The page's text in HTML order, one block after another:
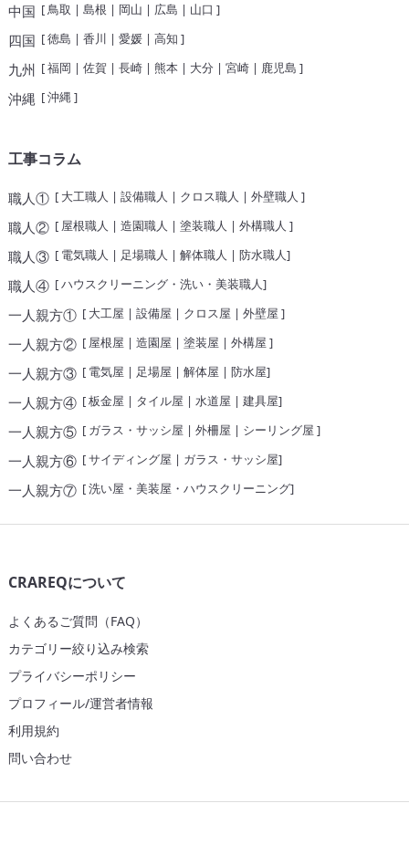
中国 [鳥取 | 島根 | 岡山 | 広島 | 山口 ]
四国 [徳島 | 香川 | 愛媛| 高知 ]
九州 [福岡 | 佐賀 | 長崎| 熊本| 大分 | 宮崎| 鹿児島 ]
沖縄 [沖縄]
工事コラム
職人①[ 大工職人 | 設備職人 | クロス職人 | 外壁職人 ]
職人②[ 屋根職人 | 造園職人 | 塗装職人 | 外構職人 ]
職人③[ 電気職人 | 足場職人 | 解体職人 | 防水職人]
職人④[ハウスクリーニング・洗い・美装職人]
一人親方①[ 大工屋 | 設備屋 | クロス屋 | 外壁屋 ]
一人親方②[ 屋根屋 | 造園屋 | 塗装屋 | 外構屋 ]
一人親方③[ 電気屋 | 足場屋 | 解体屋 | 防水屋]
一人親方④[板金屋 | タイル屋 | 水道屋 | 建具屋]
一人親方⑤[ ガラス・サッシ屋 | 外柵屋 | シーリング屋 ]
一人親方⑥[サイディング屋 | ガラス・サッシ屋]
一人親方⑦[洗い屋・美装屋・ハウスクリーニング]
CRAREQについて
よくあるご質問（FAQ）
カテゴリー絞り込み検索
プライバシーポリシー
プロフィール/運営者情報
利用規約
問い合わせ